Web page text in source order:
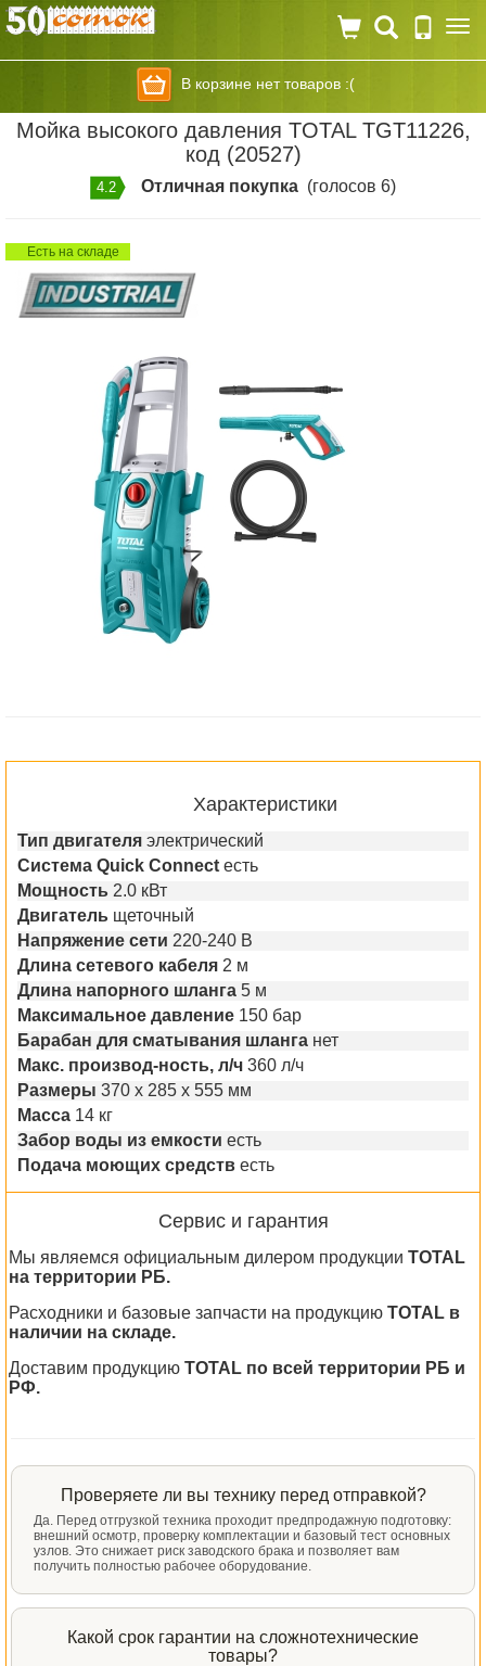
В корзине нет товаров :(
Мойка высокого давления TOTAL TGT11226,
код (20527)
4.2 Отличная покупка (голосов 6)
Есть на складе
Характеристики
Тип двигателя электрический
Система Quick Connect есть
Мощность 2.0 кВт
Двигатель щеточный
Напряжение сети 220-240 В
Длина сетевого кабеля 2 м
Длина напорного шланга 5 м
Максимальное давление 150 бар
Барабан для сматывания шланга нет
Макс. производ-ность, л/ч 360 л/ч
Размеры 370 x 285 x 555 мм
Масса 14 кг
Забор воды из емкости есть
Подача моющих средств есть
Сервис и гарантия
Мы являемся официальным дилером продукции TOTAL
на территории РБ.
Расходники и базовые запчасти на продукцию TOTAL в
наличии на складе.
Доставим продукцию TOTAL по всей территории РБ и
РФ.
Проверяете ли вы технику перед отправкой?
Да. Перед отгрузкой техника проходит предпродажную подготовку:
внешний осмотр, проверку комплектации и базовый тест основных
узлов. Это снижает риск заводского брака и позволяет вам
получить полностью рабочее оборудование.
Какой срок гарантии на сложнотехнические
товары?